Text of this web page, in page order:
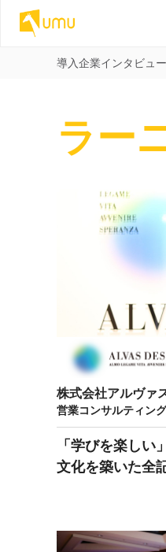
導入企業インタビュー
ラー
株式会社アルヴァ
営業コンサルティン
「学びを楽し
文化を築いた全